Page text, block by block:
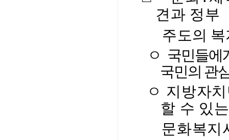
견과 정부
주 도의
ㅇ 국민들에
국민의 관
ㅇ 지방자
할 수 있는
문화복지